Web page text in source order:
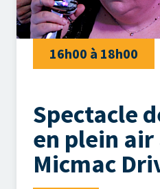
16h00 à 18h00
Spectacle
en plein air
Micmac